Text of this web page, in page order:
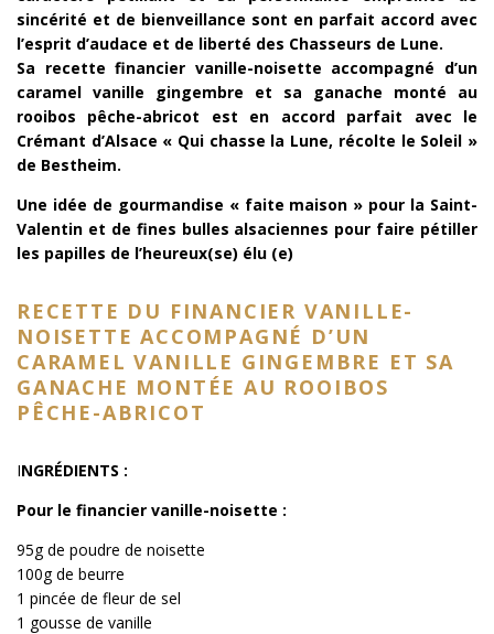
sincérité et de bienveillance sont en parfait accord avec
l’esprit d’audace et de liberté des Chasseurs de Lune.
Sa recette financier vanille-noisette accompagné d’un
caramel vanille gingembre et sa ganache monté au
rooibos pêche-abricot est en accord parfait avec le
Crémant d’Alsace « Qui chasse la Lune, récolte le Soleil »
de Bestheim.
Une idée de gourmandise « faite maison » pour la Saint-
Valentin et de fines bulles alsaciennes pour faire pétiller
les papilles de l’heureux(se) élu (e)
RECETTE DU FINANCIER VANILLE-
NOISETTE ACCOMPAGNÉ D’UN
CARAMEL VANILLE GINGEMBRE ET SA
GANACHE MONTÉE AU ROOIBOS
PÊCHE-ABRICOT
INGRÉDIENTS :
Pour le financier vanille-noisette :
95g de poudre de noisette
100g de beurre
1 pincée de fleur de sel
1 gousse de vanille